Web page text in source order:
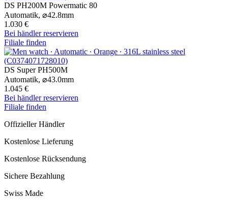
DS PH200M Powermatic 80
Automatik, ⌀42.8mm
1.030 €
Bei händler reservieren
Filiale finden
DS Super PH500M
Automatik, ⌀43.0mm
1.045 €
Bei händler reservieren
Filiale finden
Offizieller Händler
Kostenlose Lieferung
Kostenlose Rücksendung
Sichere Bezahlung
Swiss Made